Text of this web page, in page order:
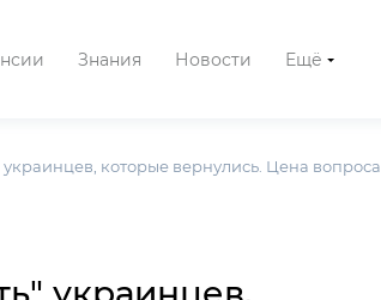
Знания Новости Ещё
которые вернулись. Цена вопроса